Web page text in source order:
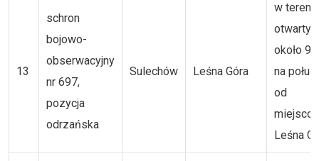
13
schron
bojowo-
obserwacyjny
nr 697,
pozycja
odrzańska
Sulechów Leśna Góra
w
około
na
od
Leśna